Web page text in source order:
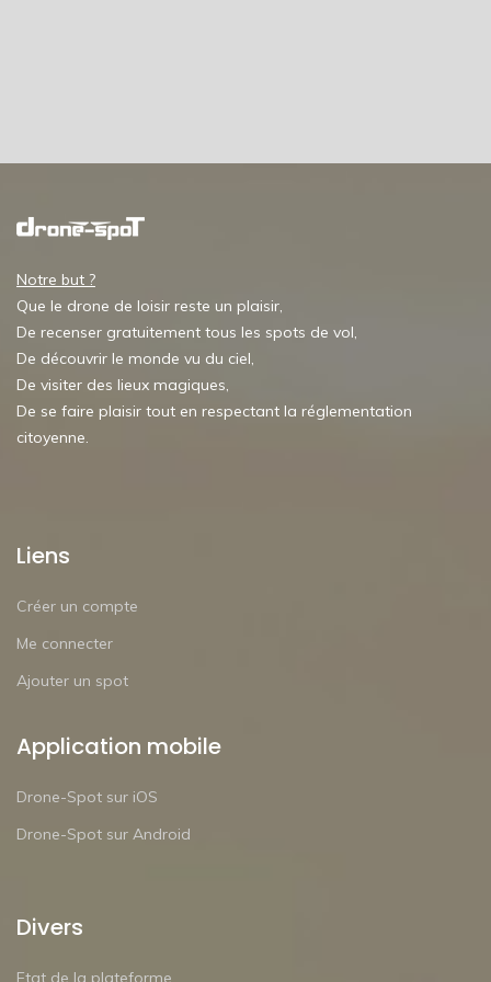
Notre but ?
Que le drone de loisir reste un plaisir,
De recenser gratuitement tous les spots de vol,
De découvrir le monde vu du ciel,
De visiter des lieux magiques,
De se faire plaisir tout en respectant la réglementation
citoyenne.
Liens
Créer un compte
Me connecter
Ajouter un spot
Application mobile
Drone-Spot sur iOS
Drone-Spot sur Android
Divers
Etat de la plateforme